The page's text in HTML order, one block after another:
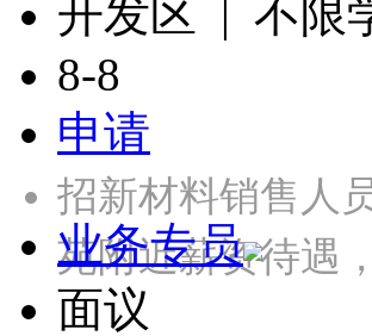
开发区 | 不限
8-8
申请
招新材料销售人
苑附近薪资待
业务专员
面议